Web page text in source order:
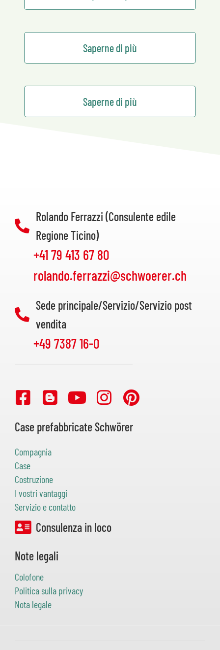
Saperne di più
Saperne di più
Rolando Ferrazzi (Consulente edile
Regione Ticino)
+41 79 413 67 80
rolando.ferrazzi@schwoerer.ch
Sede principale/Servizio/Servizio post
vendita
+49 7387 16-0
Case prefabbricate Schwörer
Compagnia
Case
Costruzione
I vostri vantaggi
Servizio e contatto
Consulenza in loco
Note legali
Colofone
Politica sulla privacy
Nota legale